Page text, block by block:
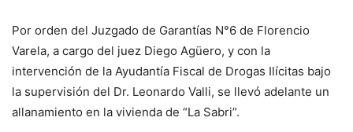
Por orden del Juzgado de Garantías N°6 de Florencio
Varela, a cargo del juez Diego Agüero, y con la
intervención de la Ayudantía Fiscal de Drogas Ilícitas bajo
la supervisión del Dr. Leonardo Valli, se llevó adelante un
allanamiento en la vivienda de “La Sabri”.